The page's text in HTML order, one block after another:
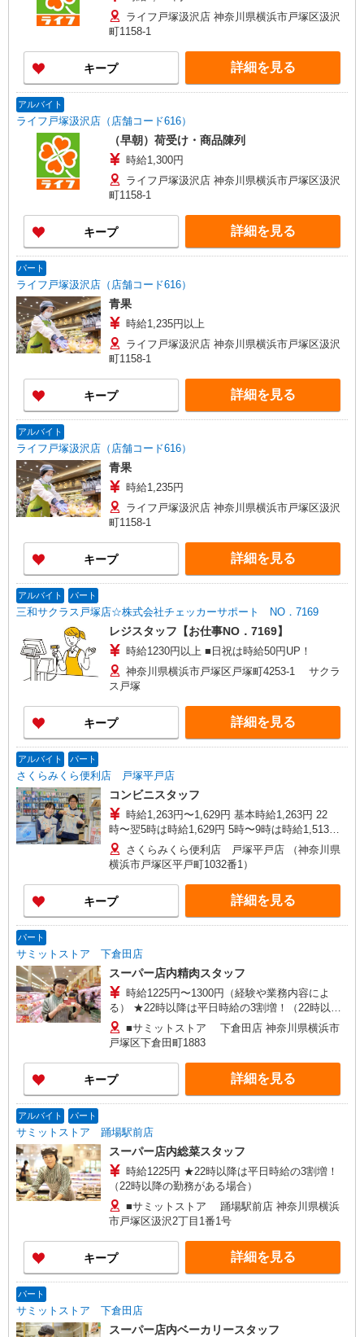
ライフ戸塚汲沢店 神奈川県横浜市戸塚区汲沢
町1158-1
キープ 詳細を見る
アルバイト
ライフ戸塚汲沢店（店舗コード616）
（早朝）荷受け・商品陳列
時給1,300円
ライフ戸塚汲沢店 神奈川県横浜市戸塚区汲沢
町1158-1
キープ 詳細を見る
パート
ライフ戸塚汲沢店（店舗コード616）
青果
時給1,235円以上
ライフ戸塚汲沢店 神奈川県横浜市戸塚区汲沢
町1158-1
キープ 詳細を見る
アルバイト
ライフ戸塚汲沢店（店舗コード616）
青果
時給1,235円
ライフ戸塚汲沢店 神奈川県横浜市戸塚区汲沢
町1158-1
キープ 詳細を見る
アルバイト パート
三和サクラス戸塚店☆株式会社チェッカーサポート NO．7169
レジスタッフ【お仕事NO．7169】
時給1230円以上 ■日祝は時給50円UP！
神奈川県横浜市戸塚区戸塚町4253-1 サクラ
ス戸塚
キープ 詳細を見る
アルバイト パート
さくらみくら便利店 戸塚平戸店
コンビニスタッフ
時給1,263円〜1,629円 基本時給1,263円 22
時〜翌5時は時給1,629円 5時〜9時は時給1,513円
交通費：規定内支給
さくらみくら便利店 戸塚平戸店 （神奈川県
横浜市戸塚区平戸町1032番1）
キープ 詳細を見る
パート
サミットストア 下倉田店
スーパー店内精肉スタッフ
時給1225円〜1300円（経験や業務内容によ
る） ★22時以降は平日時給の3割増！（22時以降
の勤務がある場合）
■サミットストア 下倉田店 神奈川県横浜市
戸塚区下倉田町1883
キープ 詳細を見る
アルバイト パート
サミットストア 踊場駅前店
スーパー店内総菜スタッフ
時給1225円 ★22時以降は平日時給の3割増！
（22時以降の勤務がある場合）
■サミットストア 踊場駅前店 神奈川県横浜
市戸塚区汲沢2丁目1番1号
キープ 詳細を見る
パート
サミットストア 下倉田店
スーパー店内ベーカリースタッフ